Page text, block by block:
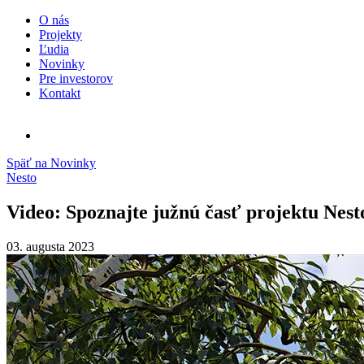
O nás
Projekty
Ľudia
Novinky
Pre investorov
Kontakt
Späť na Novinky
Nesto
Video: Spoznajte južnú časť projektu
03. augusta 2023